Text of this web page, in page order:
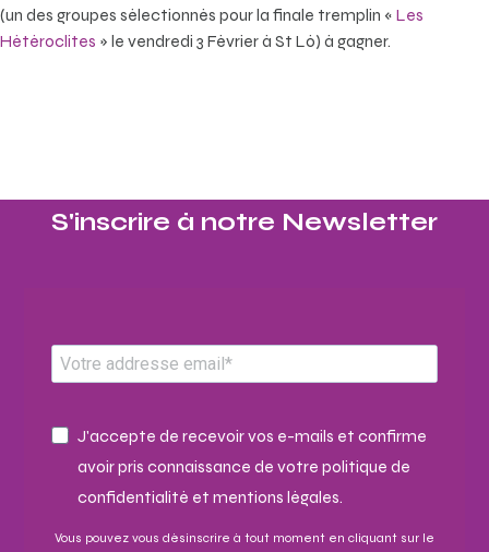
(un des groupes sélectionnés pour la finale tremplin « Les
Hétéroclites » le vendredi 3 Février à St Lô) à gagner.
S'inscrire à notre Newsletter​
J'accepte de recevoir vos e-mails et confirme
avoir pris connaissance de votre politique de
confidentialité et mentions légales.
Vous pouvez vous désinscrire à tout moment en cliquant sur le